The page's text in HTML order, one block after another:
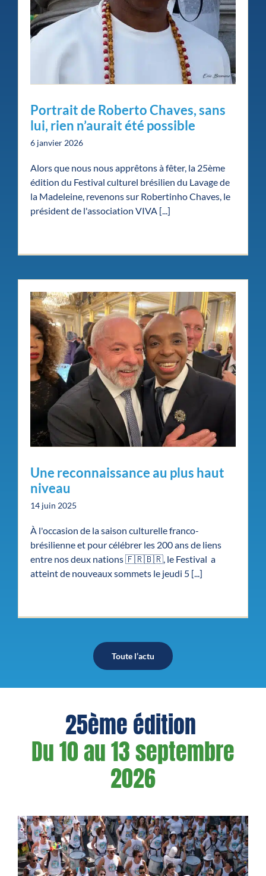
Portrait de Roberto Chaves, sans
lui, rien n’aurait été possible
6 janvier 2026
Alors que nous nous apprêtons à fêter, la 25ème
édition du Festival culturel brésilien du Lavage de
la Madeleine, revenons sur Robertinho Chaves, le
président de l'association VIVA [...]
Une reconnaissance au
Une reconnaissance au plus haut
niveau
14 juin 2025
À l'occasion de la saison culturelle franco-
brésilienne et pour célébrer les 200 ans de liens
entre nos deux nations 🇫🇷🇧🇷, le Festival a
atteint de nouveaux sommets le jeudi 5 [...]
Toute l’actu
25ème édition
Du 10 au 13 septembre
2026